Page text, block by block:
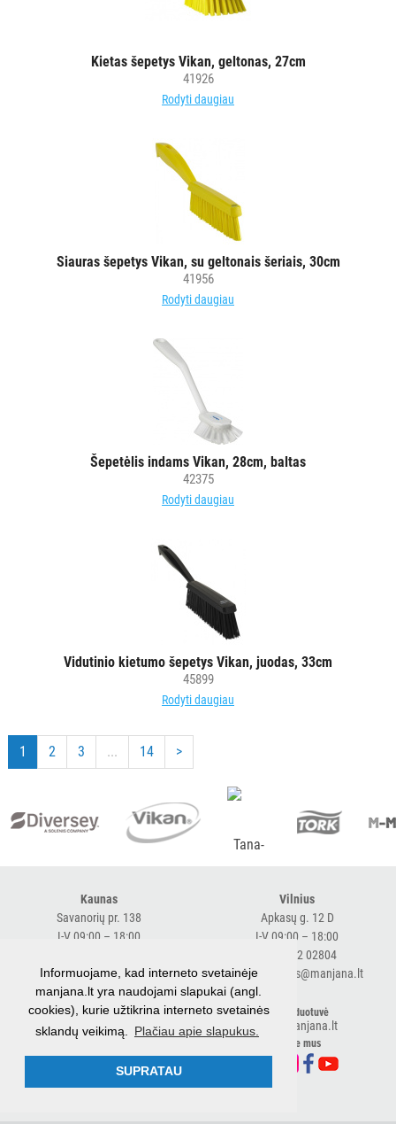
Kietas šepetys Vikan, geltonas, 27cm
41926
Rodyti daugiau
Siauras šepetys Vikan, su geltonais šeriais, 30cm
41956
Rodyti daugiau
Šepetėlis indams Vikan, 28cm, baltas
42375
Rodyti daugiau
Vidutinio kietumo šepetys Vikan, juodas, 33cm
45899
Rodyti daugiau
1 2 3 ... 14 >
Kaunas
Savanorių pr. 138
I-V 09:00 – 18:00
expresskaunas@manjana.lt
Vilnius
Apkasų g. 12 D
I-V 09:00 – 18:00
+370 682 02804
expressvilnius@manjana.lt
Klaipėda
Baltijos pr. 26 B
+370 616 76501
expressklaipeda@manjana.lt
El. parduotuvė
shop.manjana.lt
Sekite mus
Informuojame, kad interneto svetainėje
manjana.lt yra naudojami slapukai (angl.
cookies), kurie užtikrina interneto svetainės
sklandų veikimą.
Plačiau apie slapukus.
SUPRATAU